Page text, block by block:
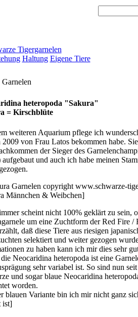
Tigergarnelen
Haltung Eigene Tiere
Garnelen
heteropoda "Sakura"
= Kirschblüte
weiteren Aquarium pflege ich
2009 von Frau Latos bekommen habe.
der Sieger des
aufgebaut und auch ich habe meinen
Männchen & Weibchen]
scheint nicht 100% geklärt zu sein,
um eine Zuchtform der Red Fire /
daß diese Tiere aus riesigen
selektiert und weiter gezogen
zu haben kann ich mir dies sehr
Neocaridina heteropoda ist eine
sehr variabel ist. So sind nun
und sogar blaue Neocaridina
worden.
blauen Variante bin ich mir nicht ganz
ist]